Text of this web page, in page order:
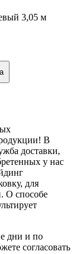
3,05 м
В
доставки,
у нас
для
О способе
дни и по
согласовать